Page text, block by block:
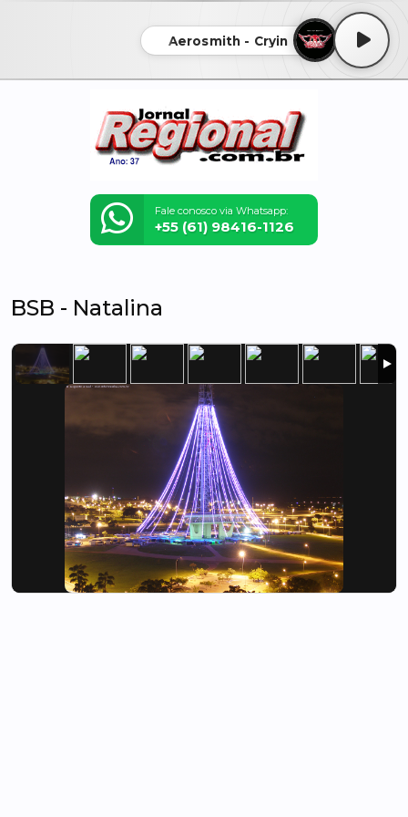
Aerosmith - Cryin
Fale conosco via Whatsapp:
+55 (61) 98416-1126
BSB - Natalina